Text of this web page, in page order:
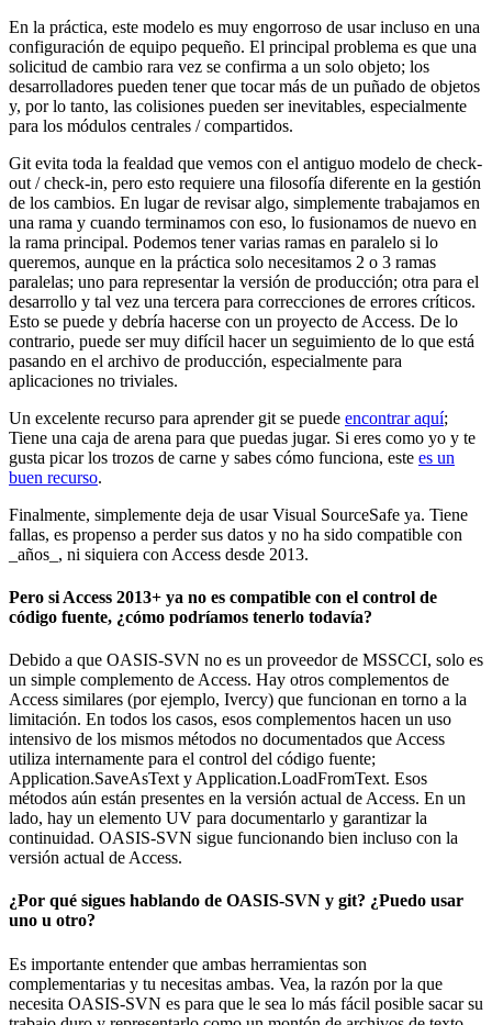
En la práctica, este modelo es muy engorroso de usar incluso en una
configuración de equipo pequeño. El principal problema es que una
solicitud de cambio rara vez se confirma a un solo objeto; los
desarrolladores pueden tener que tocar más de un puñado de objetos
y, por lo tanto, las colisiones pueden ser inevitables, especialmente
para los módulos centrales / compartidos.
Git evita toda la fealdad que vemos con el antiguo modelo de check-
out / check-in, pero esto requiere una filosofía diferente en la gestión
de los cambios. En lugar de revisar algo, simplemente trabajamos en
una rama y cuando terminamos con eso, lo fusionamos de nuevo en
la rama principal. Podemos tener varias ramas en paralelo si lo
queremos, aunque en la práctica solo necesitamos 2 o 3 ramas
paralelas; uno para representar la versión de producción; otra para el
desarrollo y tal vez una tercera para correcciones de errores críticos.
Esto se puede y debría hacerse con un proyecto de Access. De lo
contrario, puede ser muy difícil hacer un seguimiento de lo que está
pasando en el archivo de producción, especialmente para
aplicaciones no triviales.
Un excelente recurso para aprender git se puede encontrar aquí;
Tiene una caja de arena para que puedas jugar. Si eres como yo y te
gusta picar los trozos de carne y sabes cómo funciona, este es un
buen recurso.
Finalmente, simplemente deja de usar Visual SourceSafe ya. Tiene
fallas, es propenso a perder sus datos y no ha sido compatible con
_años_, ni siquiera con Access desde 2013.
Pero si Access 2013+ ya no es compatible con el control de
código fuente, ¿cómo podríamos tenerlo todavía?
Debido a que OASIS-SVN no es un proveedor de MSSCCI, solo es
un simple complemento de Access. Hay otros complementos de
Access similares (por ejemplo, Ivercy) que funcionan en torno a la
limitación. En todos los casos, esos complementos hacen un uso
intensivo de los mismos métodos no documentados que Access
utiliza internamente para el control del código fuente;
Application.SaveAsText y Application.LoadFromText. Esos
métodos aún están presentes en la versión actual de Access. En un
lado, hay un elemento UV para documentarlo y garantizar la
continuidad. OASIS-SVN sigue funcionando bien incluso con la
versión actual de Access.
¿Por qué sigues hablando de OASIS-SVN y git? ¿Puedo usar
uno u otro?
Es importante entender que ambas herramientas son
complementarias y tu necesitas ambas. Vea, la razón por la que
necesita OASIS-SVN es para que le sea lo más fácil posible sacar su